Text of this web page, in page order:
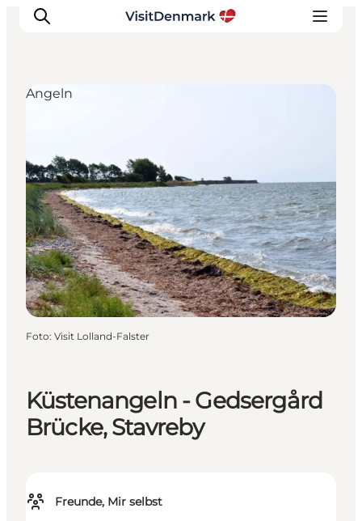
Regionen
Erlebnisse
Unterkünfte
Reiseplanung
Küstenangeln - Gedsergård
Brücke, Stavreby
Freunde, Mir selbst
Angeln
Foto: Visit Lolland-Falster